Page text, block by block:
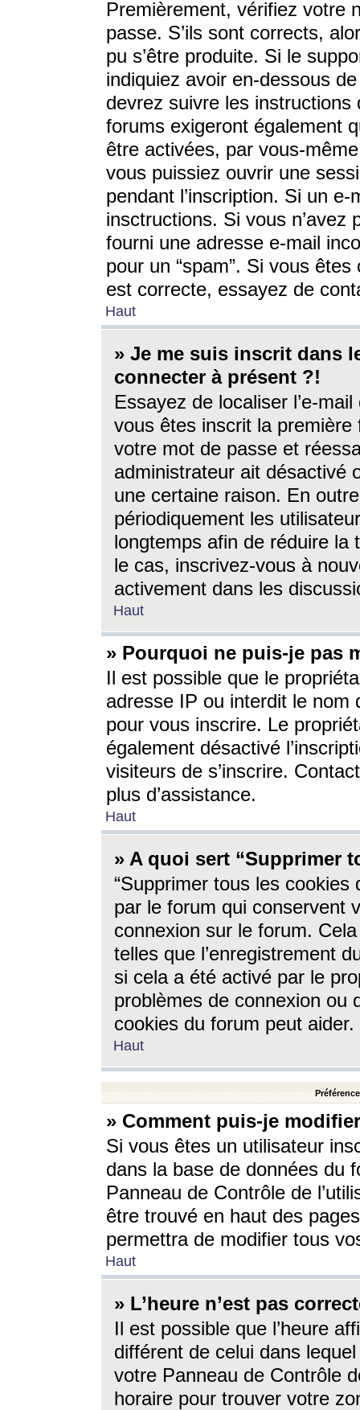
Premièrement, vérifiez votre
passe. S’ils sont corrects,
pu s’être produite. Si le
indiquiez avoir en-dessous
devrez suivre les
forums exigeront également
être activées, par vous-
vous puissiez ouvrir une
pendant l’inscription. Si un
insctructions. Si vous n’avez
fourni une adresse e-mail
pour un “spam”. Si vous
est correcte, essayez de
Haut
» Je me suis inscrit dans
connecter à présent ?!
Essayez de localiser l’e-
vous êtes inscrit la première
votre mot de passe et
administrateur ait désactivé
une certaine raison. En
périodiquement les
longtemps afin de réduire la
le cas, inscrivez-vous à
activement dans les
Haut
» Pourquoi ne puis-je pas
Il est possible que le
adresse IP ou interdit le nom
pour vous inscrire. Le
également désactivé
visiteurs de s’inscrire.
plus d’assistance.
Haut
» A quoi sert “Supprimer
“Supprimer tous les cookies
par le forum qui conservent
connexion sur le forum.
telles que l’enregistrement
si cela a été activé par le
problèmes de connexion ou
cookies du forum peut aider.
Haut
» Comment puis-je
Si vous êtes un utilisateur
dans la base de données du
Panneau de Contrôle de
être trouvé en haut des
permettra de modifier tous
Haut
» L’heure n’est pas
Il est possible que l’heure
différent de celui dans
votre Panneau de Contrôle
horaire pour trouver votre